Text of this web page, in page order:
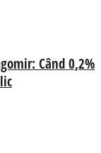
Când 0,2%